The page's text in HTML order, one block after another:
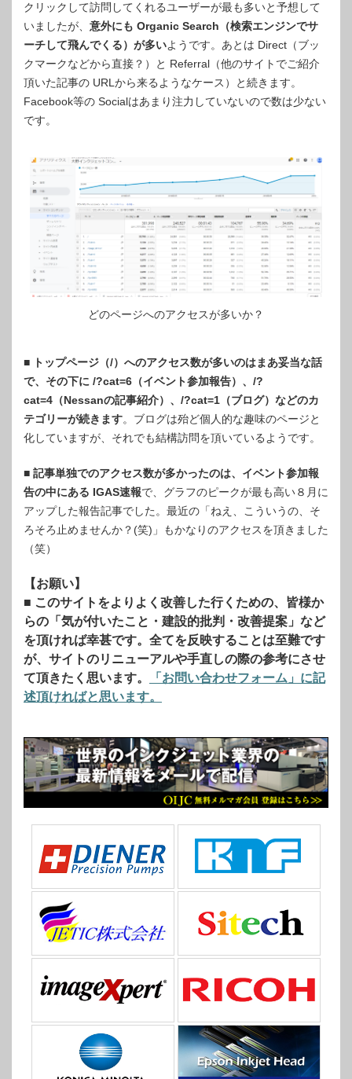
クリックして訪問してくれるユーザーが最も多いと予想して
いましたが、 意外にも Organic Search（検索エンジンでサ
ーチして飛んでくる）が多いようです。あとは Direct（ブッ
クマークなどから直接？）と Referral（他のサイトでご紹介
頂いた記事の URLから来るようなケース）と続きます。
Facebook等の Socialはあまり注力していないので数は少ない
です。
どのページへのアクセスが多いか？
■ トップページ（/）へのアクセス数が多いのはまあ妥当な話
で、その下に /?cat=6（イベント参加報告）、/?
cat=4（Nessanの記事紹介）、/?cat=1（ブログ）などのカ
テゴリーが続きます。ブログは殆ど個人的な趣味のページと
化していますが、それでも結構訪問を頂いているようです。
■ 記事単独でのアクセス数が多かったのは、イベント参加報
告の中にある IGAS速報で、グラフのピークが最も高い８月に
アップした報告記事でした。最近の「ねえ、こういうの、そ
ろそろ止めませんか？(笑)」もかなりのアクセスを頂きました
（笑）
【お願い】
■ このサイトをよりよく改善した行くための、皆様か
らの「気が付いたこと・建設的批判・改善提案」など
を頂ければ幸甚です。全てを反映することは至難です
が、サイトのリニューアルや手直しの際の参考にさせ
て頂きたく思います。
「お問い合わせフォーム」に記
述頂ければと思います。